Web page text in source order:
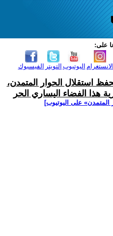
على:
الفيسبوك التويتر اليوتيوب الانستغرام
استقلال الحوار المتمدن،
هذا الفضاء اليساري الحر
المتمدن» على اليوتيوب]